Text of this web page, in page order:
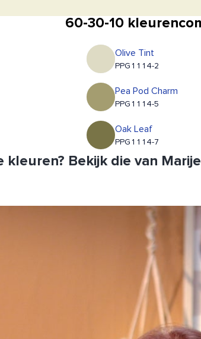
60-30-10
Olive Tint
PPG1114-2
Pea Pod Charm
PPG1114-5
Oak Leaf
PPG1114-7
kleuren? Bekijk die van